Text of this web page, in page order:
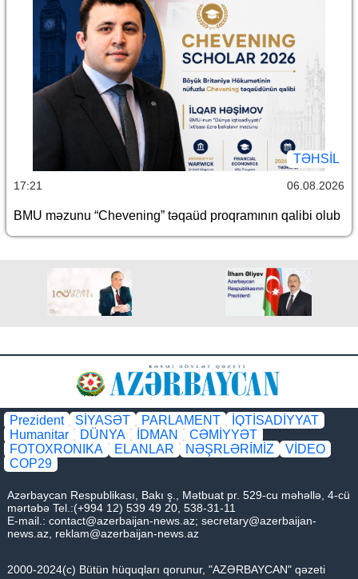
TƏHSIL
17:21 06.08.2026
BMU məzunu “Chevening” təqaüd proqramının qalibi olub
Prezident SİYASƏT PARLAMENT
İQTİSADİYYAT
Humanitar
DÜNYA İDMAN
CƏMİYYƏT
FOTOXRONIKA
ELANLAR NƏŞRLƏRİMİZ
VİDEO
COP29
Azərbaycan Respublikası, Bakı ş., Mətbuat pr. 529-cu məhəllə, 4-cü
mərtəbə Tel.:(+994 12) 539 49 20, 538-31-11
E-mail.: contact@azerbaijan-news.az; secretary@azerbaijan-
news.az reklam@azerbaijan-news.az
2000-2024(c) Bütün hüquqları qorunur, "AZƏRBAYCAN" qəzeti